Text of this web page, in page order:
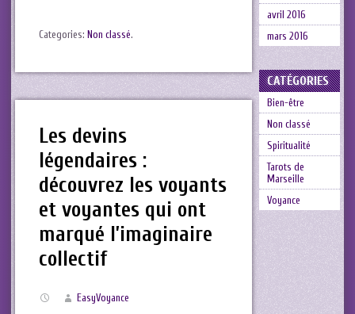
Categories: Non classé.
Les devins
légendaires :
découvrez les voyants
et voyantes qui ont
marqué l’imaginaire
collectif
EasyVoyance
avril 2016
mars 2016
CATÉGORIES
Bien-être
Non classé
Spiritualité
Tarots de
Marseille
Voyance